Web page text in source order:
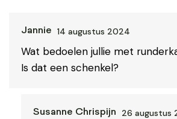
Jannie 14 augustus 2024
Wat bedoelen jullie met
Is dat een schenkel?
Susanne Chrispijn 26 augustus